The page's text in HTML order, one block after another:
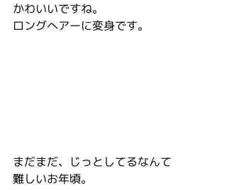
かわいいですね。
ロングへアーに変身です。
まだまだ、じっとしてるなんて
難しいお年頃。